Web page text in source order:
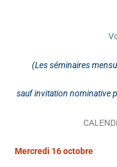
(Les séminaires
sauf invitation nominative
Mercredi 16 octobre